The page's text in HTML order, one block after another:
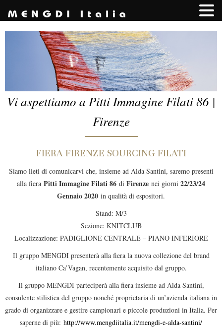
Vi aspettiamo a Pitti Immagine Filati 86 |
Firenze
FIERA FIRENZE SOURCING FILATI
Siamo lieti di comunicarvi che, insieme ad Alda Santini, saremo presenti
alla fiera Pitti Immagine Filati 86 di Firenze nei giorni 22/23/24
Gennaio 2020 in qualità di espositori.
Stand: M/3
Sezione: KNITCLUB
Localizzazione: PADIGLIONE CENTRALE – PIANO INFERIORE
Il gruppo MENGDI presenterà alla fiera la nuova collezione del brand
italiano Ca’Vagan, recentemente acquisito dal gruppo.
Il gruppo MENGDI parteciperà alla fiera insieme ad Alda Santini,
consulente stilistica del gruppo nonché proprietaria di un’azienda italiana in
grado di organizzare e gestire campionari e piccole produzioni in Italia. Per
saperne di più: http://www.mengdiitalia.it/mengdi-e-alda-santini/